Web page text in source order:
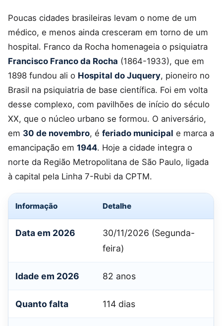
Poucas cidades brasileiras levam o nome de um
médico, e menos ainda cresceram em torno de um
hospital. Franco da Rocha homenageia o psiquiatra
Francisco Franco da Rocha (1864-1933), que em
1898 fundou ali o Hospital do Juquery, pioneiro no
Brasil na psiquiatria de base científica. Foi em volta
desse complexo, com pavilhões de início do século
XX, que o núcleo urbano se formou. O aniversário,
em 30 de novembro, é feriado municipal e marca a
emancipação em 1944. Hoje a cidade integra o
norte da Região Metropolitana de São Paulo, ligada
à capital pela Linha 7-Rubi da CPTM.
Informação Detalhe
Data em 2026
30/11/2026 (Segunda-
feira)
Idade em 2026 82 anos
Quanto falta 114 dias